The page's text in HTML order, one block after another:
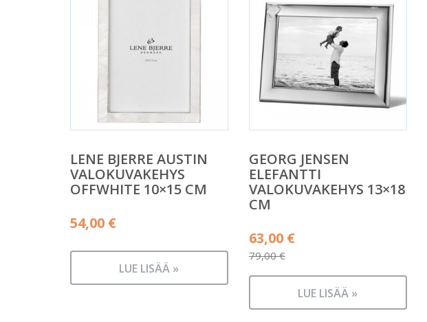
LENE BJERRE AUSTIN
VALOKUVAKEHYS
OFFWHITE 10×15 CM
54,00 €
LUE LISÄÄ »
GEORG JENSEN
ELEFANTTI
VALOKUVAKEHYS 13×18
CM
79,00€
Alkuperäinen
hinta
oli:
63,00 €
Nykyinen
on:
LUE LISÄÄ »